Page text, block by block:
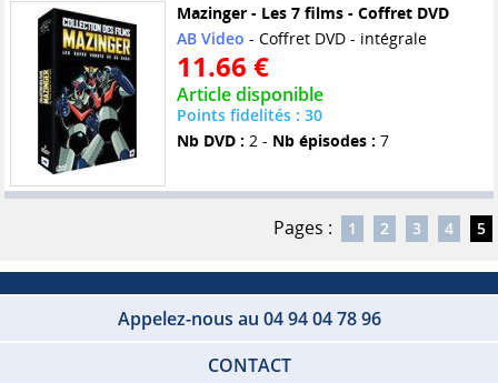
Mazinger - Les 7 films - Coffret DVD
AB Video - Coffret DVD - intégrale
11.66 €
Article disponible
Points fidelités : 30
Nb DVD : 2 - Nb épisodes : 7
Pages : 1 2 3 4 5
Appelez-nous au 04 94 04 78 96
CONTACT